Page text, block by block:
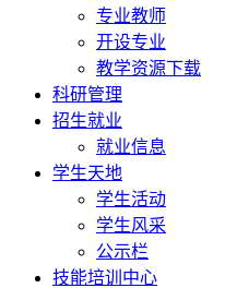
专业教师
开设专业
教学资源下载
科研管理
招生就业
就业信息
学生天地
学生活动
学生风采
公示栏
技能培训中心